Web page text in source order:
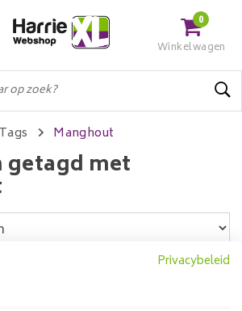
0
Winkelwagen
Tags Manghout
getagd met
Privacybeleid